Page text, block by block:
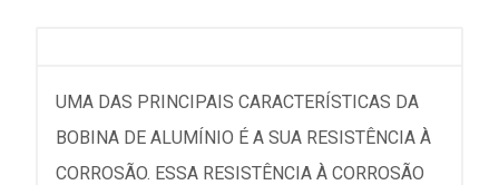
UMA DAS PRINCIPAIS CARACTERÍSTICAS DA
BOBINA DE ALUMÍNIO É A SUA RESISTÊNCIA À
CORROSÃO. ESSA RESISTÊNCIA À CORROSÃO